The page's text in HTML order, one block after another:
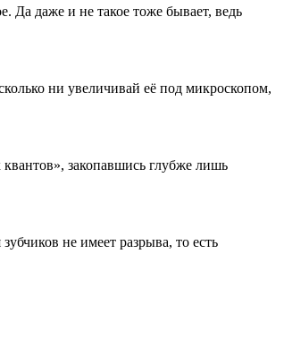
Да даже и не такое тоже бывает, ведь
ни увеличивай её под микроскопом,
закопавшись глубже лишь
не имеет разрыва, то есть